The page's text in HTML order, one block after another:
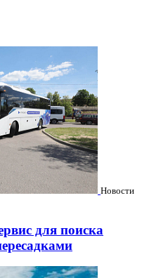
Новости
для поиска